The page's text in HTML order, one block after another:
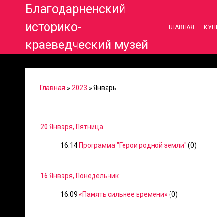
Благодарненский
историко-
краеведческий музей
ГЛАВНАЯ
Главная » 2023 » Январь
20 Января, Пятница
16:14 Программа "Герои родной земли" (0)
16 Января, Понедельник
16:09 «Память сильнее времени» (0)